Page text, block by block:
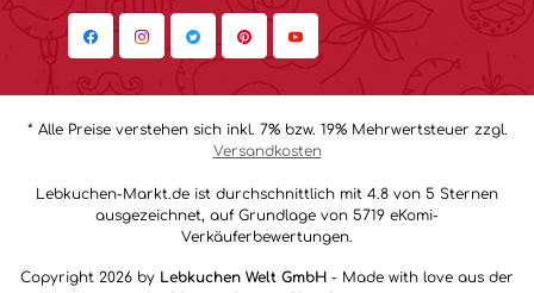
* Alle Preise verstehen sich inkl. 7% bzw. 19% Mehrwertsteuer zzgl.
Versandkosten
Lebkuchen-Markt.de ist durchschnittlich mit 4.8 von 5 Sternen
ausgezeichnet, auf Grundlage von 5719 eKomi-
Verkäuferbewertungen.
Copyright 2026 by Lebkuchen Welt GmbH - Made with love aus der